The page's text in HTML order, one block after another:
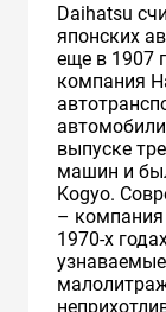
Daihatsu
японских
еще в 1907
компания
выпуске
машин и
Kogyo.
– компания
1970-х